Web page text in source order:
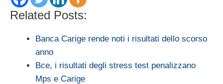
Related Posts:
Banca Carige rende noti i risultati dello scorso
anno
Bce, i risultati degli stress test penalizzano
Mps e Carige